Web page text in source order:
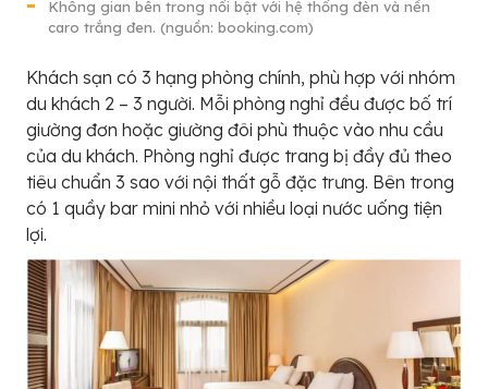
Không gian bên trong nổi bật với hệ thống đèn và nền
caro trắng đen. (nguồn: booking.com)
Khách sạn có 3 hạng phòng chính, phù hợp với nhóm
du khách 2 – 3 người. Mỗi phòng nghỉ đều được bố trí
giường đơn hoặc giường đôi phù thuộc vào nhu cầu
của du khách. Phòng nghỉ được trang bị đầy đủ theo
tiêu chuẩn 3 sao với nội thất gỗ đặc trưng. Bên trong
có 1 quầy bar mini nhỏ với nhiều loại nước uống tiện
lợi.